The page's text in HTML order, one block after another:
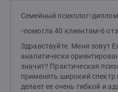
Семейный психолог
помогла 40 клиентам 6
Здравствуйте. Меня зовут
аналитически
значит? Практическая
применять широкий спектр
делает ее очень гибкой и